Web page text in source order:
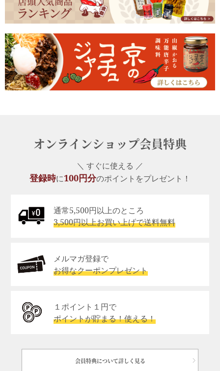
オンラインショップ会員特典
＼ すぐに使える ／
登録時に100円分のポイントをプレゼント！
通常5,500円以上のところ
3,500円以上お買い上げで送料無料
メルマガ登録で
お得なクーポンプレゼント
１ポイント１円で
ポイントが貯まる！使える！
会員特典について詳しく見る